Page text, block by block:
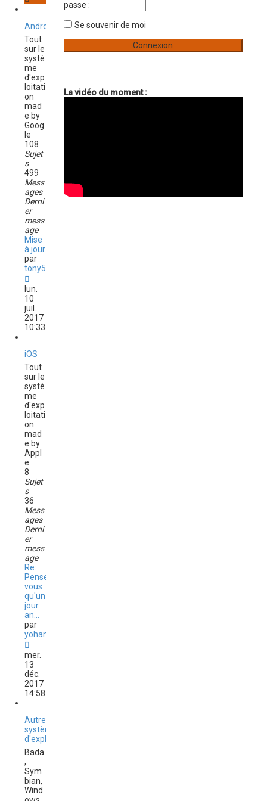
Android
Tout
sur le
systè
me
d'exp
loitati
on
mad
e by
Goog
le
108
Sujet
s
499
Mess
ages
Derni
er
mess
age
Mise
à jour
par
tony54
o
n
s
u
l
r
l
e
d
e
r
n
i
e
r
m
e
s
a
g
e
lun.
10
juil.
2017
10:33
iOS
Tout
sur le
systè
me
d'exp
loitati
on
mad
e by
Appl
e
8
Sujet
s
36
Mess
ages
Derni
er
mess
age
Re:
Penser
vous
qu'un
jour
an…
par
yohann1313
o
n
s
u
l
r
l
e
e
r
n
i
e
mer.
13
déc.
2017
14:58
Autres
systèmes
d'exploitation
Bada
,
Sym
bian,
Wind
é
e
passe :
Se souvenir de moi
La vidéo du moment :